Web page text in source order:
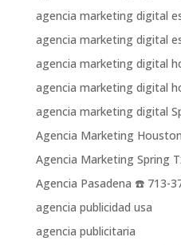
agencia marketing digital
agencia marketing digital
agencia marketing digital
agencia marketing digital
agencia marketing digital
Agencia Marketing Houston
Agencia Marketing Spring
Agencia Pasadena ☎️ 713-
agencia publicidad usa
agencia publicitaria